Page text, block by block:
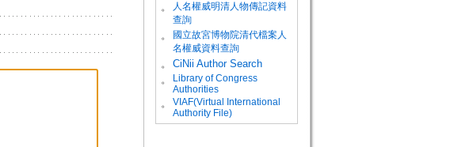
。
人名權威明清人物傳記資料
查詢
。
國立故宮博物院清代檔案人
名權威資料查詢
。
CiNii Author Search
。
Library of Congress
Authorities
。
VIAF(Virtual International
Authority File)